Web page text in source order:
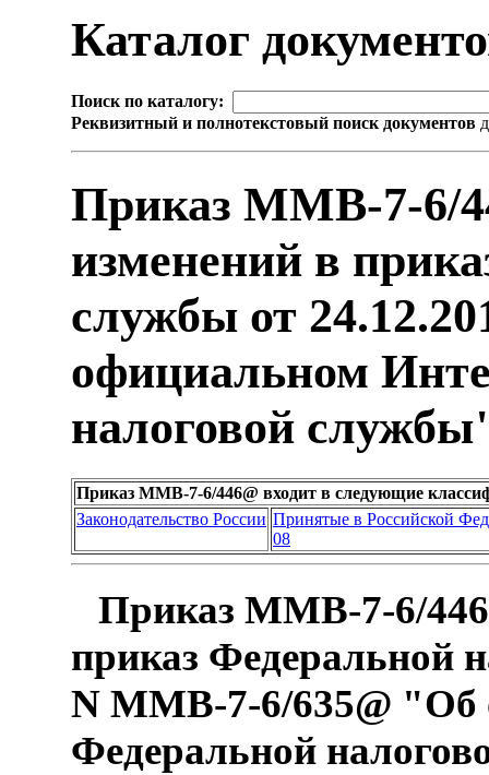
Каталог
Поиск по каталогу:
Реквизитный и полнотекстовый поиск документов
Приказ ММВ-7-6/
изменений в
службы от
официальном
налоговой
Приказ ММВ-7-6/446@ входит в следующие
Законодательство России Принятые в Российской
08
Приказ ММВ-7-6/
приказ Федеральной
N ММВ-7-6/635@ "Об
Федеральной